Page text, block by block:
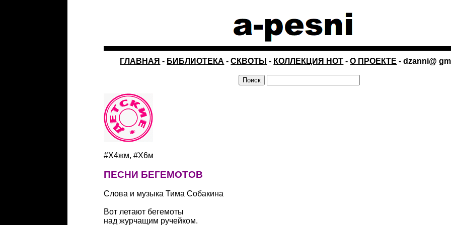
ГЛАВНАЯ - БИБЛИОТЕКА -СКВОТЫ - КОЛЛЕКЦИЯ НОТ -О ПРОЕКТЕ - dzanni@
#Х4жм, #Х6м
ПЕСНИ БЕГЕМОТОВ
Слова и музыка Тима Собакина
Вот летают бегемоты
над журчащим ручейком.